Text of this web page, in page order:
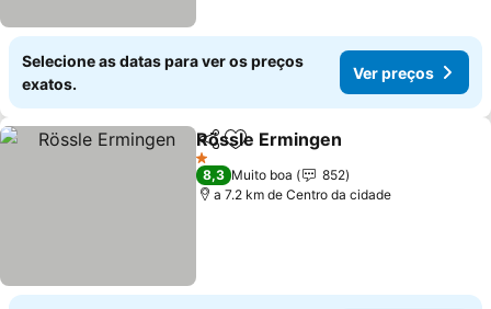
Selecione as datas para ver os preços
exatos.
Ver preços
PartilharAdicionar aos favoritos
Rössle Ermingen
1 Estrelas
8,3 Muito boa
852
a 7.2 km de Centro da cidade